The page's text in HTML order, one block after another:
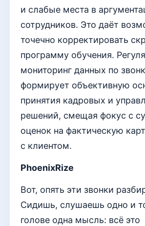
и слабые места в
сотрудников. Это даёт
точечно корректировать
программу обучения.
мониторинг данных по
формирует объективную
принятия кадровых и
решений, смещая фокус с
оценок на фактическую
с клиентом.
PhoenixRize
Вот, опять эти звонки
Сидишь, слушаешь одно и
голове одна мысль: всё это